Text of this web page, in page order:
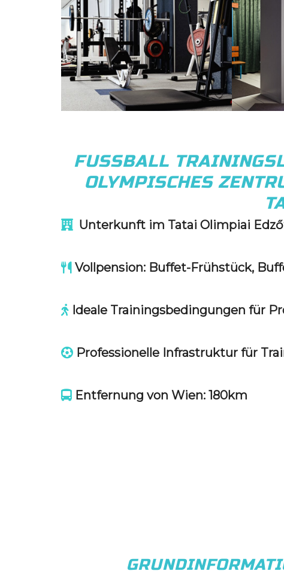
FUSSBALL
OLYMPISCHES
Unterkunft im Tatai Olimpiai
Vollpension: Buffet-Frühstück,
Ideale Trainingsbedingungen für
Professionelle Infrastruktur für
Entfernung von Wien: 180km